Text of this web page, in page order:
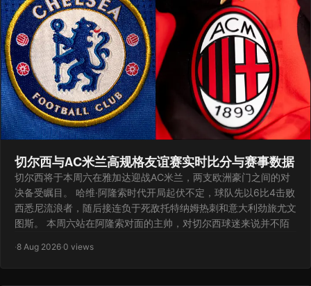
切尔西与AC米兰高规格友谊赛实时比分与赛事数据
切尔西将于本周六在雅加达迎战AC米兰，两支欧洲豪门之间的对
决备受瞩目。 哈维·阿隆索时代开局起伏不定，球队先以6比4击败
西悉尼流浪者，随后接连负于死敌托特纳姆热刺和意大利劲旅尤文
图斯。 本周六站在阿隆索对面的主帅，对切尔西球迷来说并不陌
·8 Aug 2026·0 views